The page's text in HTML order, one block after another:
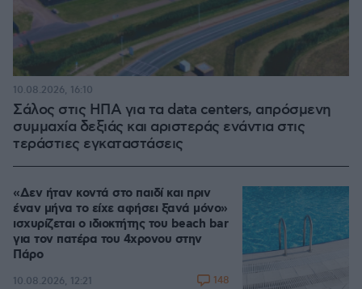
Σάλος στις ΗΠΑ για τα data centers, απρόσμενη
συμμαχία δεξιάς και αριστεράς ενάντια στις
τεράστιες εγκαταστάσεις
10.08.2026, 16:10
«Δεν ήταν κοντά στο παιδί και πριν
έναν μήνα το είχε αφήσει ξανά μόνο»
ισχυρίζεται ο ιδιοκτήτης του beach bar
για τον πατέρα του 4χρονου στην
Πάρο
10.08.2026, 12:21 148